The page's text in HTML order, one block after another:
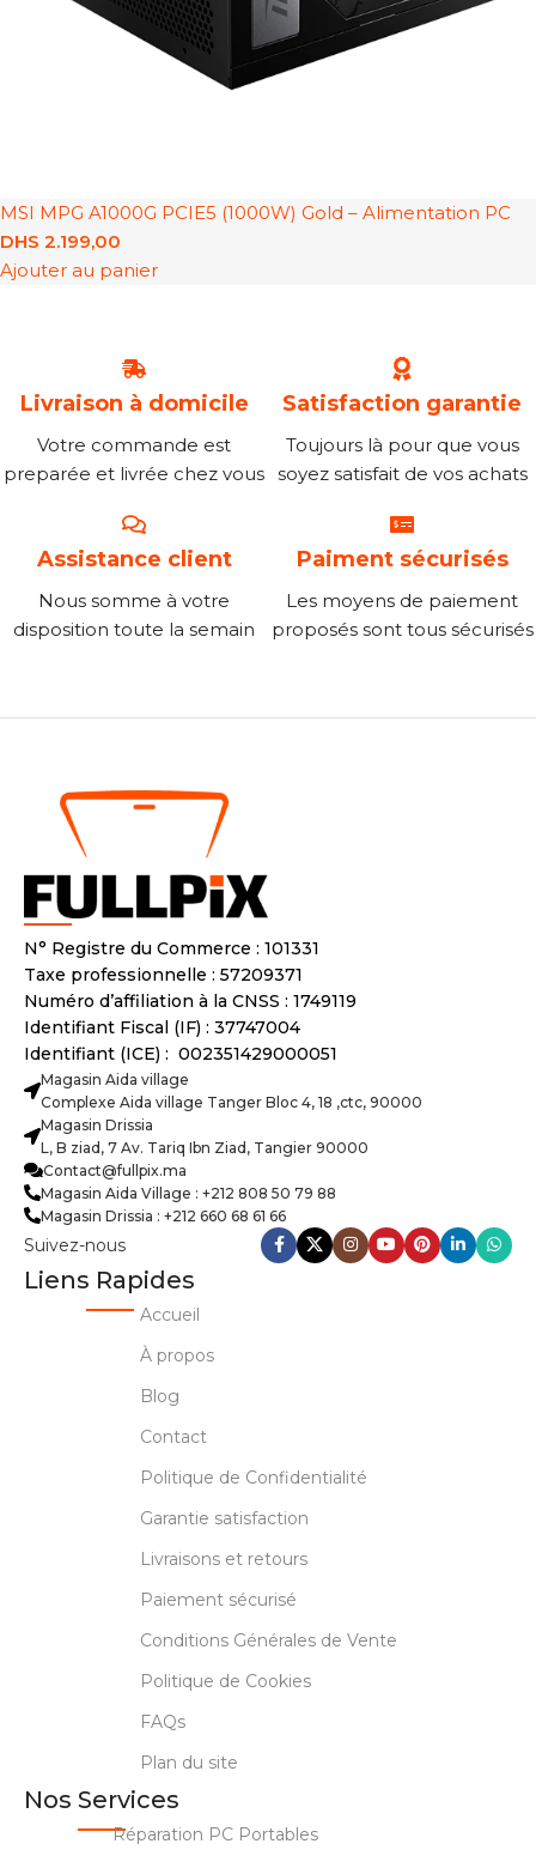
MSI MPG A1000G PCIE5 (1000W) Gold – Alimentation PC
DHS 2.199,00
Ajouter au panier
Livraison à domicile
Votre commande est
preparée et livrée chez vous
Satisfaction garantie
Toujours là pour que vous
soyez satisfait de vos achats
Assistance client
Nous somme à votre
disposition toute la semain
Paiment sécurisés
Les moyens de paiement
proposés sont tous sécurisés
N° Registre du Commerce : 101331
Taxe professionnelle : 57209371
Numéro d’affiliation à la CNSS : 1749119
Identifiant Fiscal (IF) : 37747004
Identifiant (ICE) : 002351429000051
Magasin Aida village
Complexe Aida village Tanger Bloc 4, 18 ,ctc, 90000
Magasin Drissia
L, B ziad, 7 Av. Tariq Ibn Ziad, Tangier 90000
Contact@fullpix.ma
Magasin Aida Village : +212 808 50 79 88
Magasin Drissia : +212 660 68 61 66
Suivez-nous
Liens Rapides
Accueil
À propos
Blog
Contact
Politique de Confidentialité
Garantie satisfaction
Livraisons et retours
Paiement sécurisé
Conditions Générales de Vente
Politique de Cookies
FAQs
Plan du site
Nos Services
Réparation PC Portables